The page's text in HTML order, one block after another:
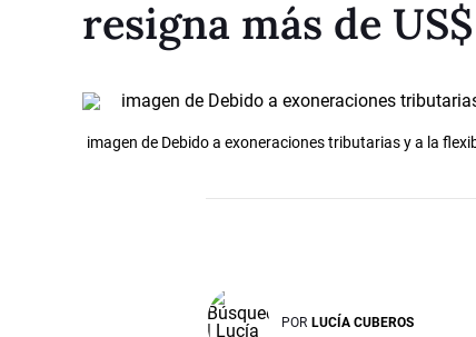
resigna más de
imagen de Debido a exoneraciones tributarias y a la
POR LUCÍA CUBEROS